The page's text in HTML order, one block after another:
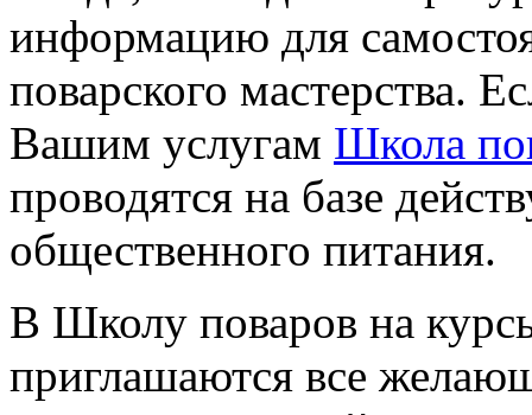
информацию для
поварского мастерства.
Вашим услугам Школа
проводятся на базе
общественного питания.
В Школу поваров на
приглашаются все